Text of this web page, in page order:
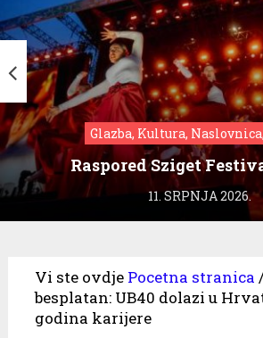
Glazba, Kultura,
Raspored Sziget
11. SRPNJA 2026.
Vi ste ovdje Pocetna stranica
besplatan: UB40 dolazi u
godina karijere